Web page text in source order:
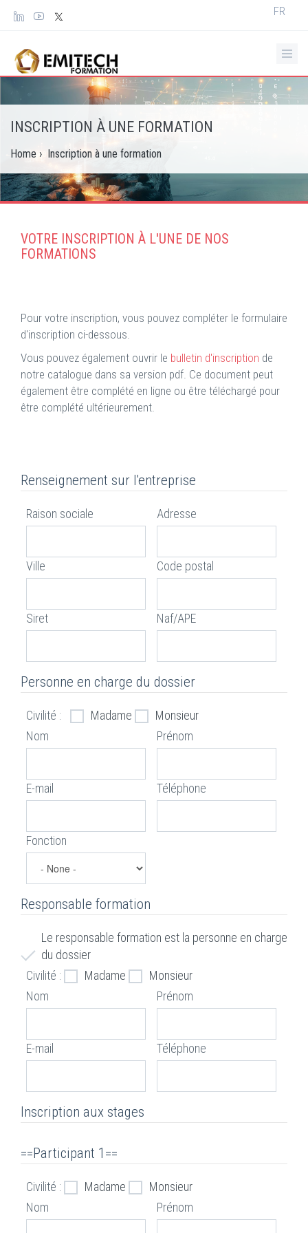
Panneau de gestion des cookies
Select
FR
INSCRIPTION À UNE FORMATION
Home › Inscription à une formation
VOTRE INSCRIPTION À L'UNE DE NOS
FORMATIONS
Pour votre inscription, vous pouvez compléter le formulaire
d'inscription ci-dessous.
Vous pouvez également ouvrir le bulletin d'inscription de
notre catalogue dans sa version pdf. Ce document peut
également être complété en ligne ou être téléchargé pour
être complété ultérieurement.
Renseignement sur l'entreprise
Raison sociale Adresse
Ville Code postal
Siret Naf/APE
Personne en charge du dossier
Civilité : Madame
Monsieur
Nom
Prénom
E-mail Téléphone
Fonction
Responsable formation
Le responsable formation est la personne en charge
du dossier
Civilité :
Madame
Monsieur
Nom
Prénom
E-mail Téléphone
Inscription aux stages
==Participant 1==
Civilité : Madame
Monsieur
Nom
Prénom